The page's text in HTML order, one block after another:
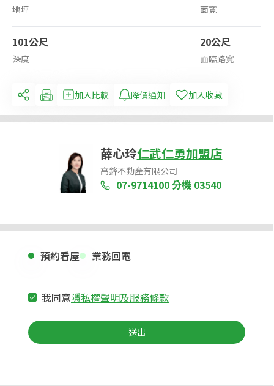
地坪 面寬
101公尺
深度
20公尺
面臨路寬
加入比較 降價通知 加入收藏
薛心玲仁武仁勇加盟店
高鋒不動產有限公司
07-9714100分機 03540
預約看屋 業務回電
我同意隱私權聲明及服務條款
送出